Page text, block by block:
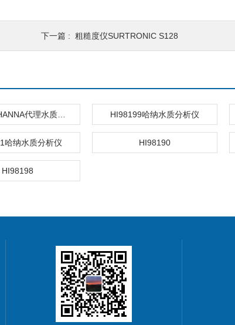
下一篇 : 粗糙度仪SURTRONIC S128
HI98199哈纳水质分析仪
哈纳水质分析仪 HI98190
HI98198